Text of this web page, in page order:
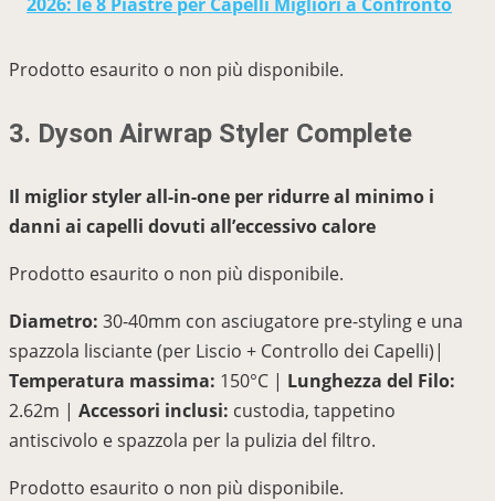
Prodotto esaurito o non più disponibile.
3. Dyson Airwrap Styler Complete
Il miglior styler all-in-one per ridurre al minimo i
danni ai capelli dovuti all’eccessivo calore
Prodotto esaurito o non più disponibile.
Diametro: 30-40mm con asciugatore pre-styling e una
spazzola lisciante (per Liscio + Controllo dei Capelli)|
Temperatura massima: 150°C | Lunghezza del Filo:
2.62m | Accessori inclusi: custodia, tappetino
antiscivolo e spazzola per la pulizia del filtro.
Prodotto esaurito o non più disponibile.